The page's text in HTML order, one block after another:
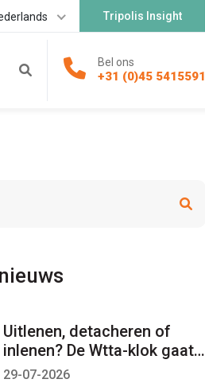
Tripolis Insight
Bel ons
+31 (0)45 5415591
Uitlenen, detacheren of
inlenen? De Wtta-klok gaat
per 1 januari 2027 lopen
29-07-2026